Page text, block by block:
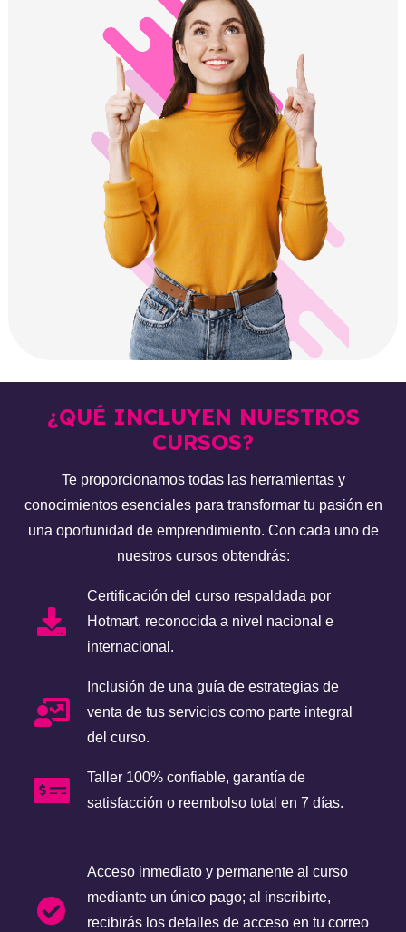
¿QUÉ INCLUYEN NUESTROS
CURSOS?
Te proporcionamos todas las herramientas y
conocimientos esenciales para transformar tu pasión en
una oportunidad de emprendimiento. Con cada uno de
nuestros cursos obtendrás:
Certificación del curso respaldada por
Hotmart, reconocida a nivel nacional e
internacional.
Inclusión de una guía de estrategias de
venta de tus servicios como parte integral
del curso.
Taller 100% confiable, garantía de
satisfacción o reembolso total en 7 días.
Acceso inmediato y permanente al curso
mediante un único pago; al inscribirte,
recibirás los detalles de acceso en tu correo